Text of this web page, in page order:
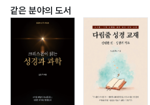
6부 예언서 - 하나님의 메시지와 미
1. 예언서: 심판에서 구원으로 384
2. 예언서의 시대와 구조 388
3. 이사야서 391
5. 예레미야 애가 433
같은 분야의 도서